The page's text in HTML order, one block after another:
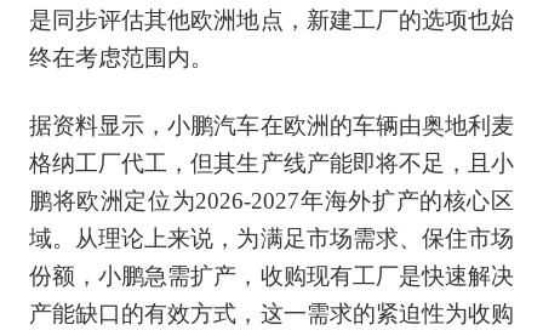
是同步评估其他欧洲地点，新建工厂的选项也始
终在考虑范围内。
据资料显示，小鹏汽车在欧洲的车辆由奥地利麦
格纳工厂代工，但其生产线产能即将不足，且小
鹏将欧洲定位为2026-2027年海外扩产的核心区
域。从理论上来说，为满足市场需求、保住市场
份额，小鹏急需扩产，收购现有工厂是快速解决
产能缺口的有效方式，这一需求的紧迫性为收购